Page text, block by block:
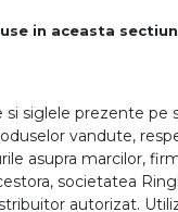
in aceasta
si siglele prezente pe
vandute,
asupra marcilor,
societatea
autorizat.